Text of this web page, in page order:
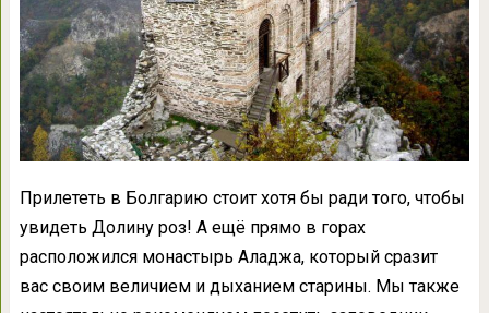
Прилететь в Болгарию стоит хотя бы ради того, чтобы
увидеть Долину роз! А ещё прямо в горах
расположился монастырь Аладжа, который сразит
вас своим величием и дыханием старины. Мы также